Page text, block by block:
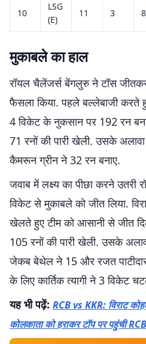
10
LSG
(E)
11 3 8
मुकाबले का हाल
रॉयल चैलेंजर्स बेंगलुरु ने टॉस
फैसला किया. पहले बल्लेबाजी करते
4 विकेट के नुकसान पर 192 रन
71 रनों की पारी खेली. उसके
कैमरून ग्रीन ने 32 रन बनाए.
जवाब में लक्ष्य का पीछा करने
विकेट से मुकाबले को जीत लिया.
खेलते हुए टीम को आसानी से जीत
105 रनों की पारी खेली. उसके
जेकब बेथेल ने 15 और रजत
के लिए कार्तिक त्यागी ने 3 विकेट
यह भी पढ़ें: RCB vs KKR: विराट
कोलकाता को हराकर टॉप पर पहुंची RCB